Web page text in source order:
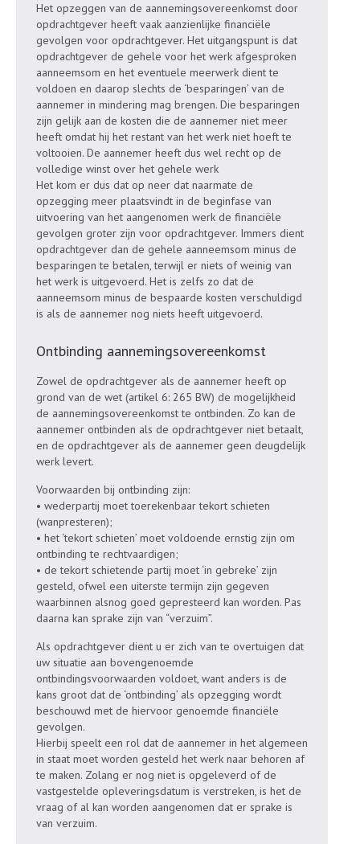
Het opzeggen van de aannemingsovereenkomst door
opdrachtgever heeft vaak aanzienlijke financiële
gevolgen voor opdrachtgever. Het uitgangspunt is dat
opdrachtgever de gehele voor het werk afgesproken
aanneemsom en het eventuele meerwerk dient te
voldoen en daarop slechts de ‘besparingen’ van de
aannemer in mindering mag brengen. Die besparingen
zijn gelijk aan de kosten die de aannemer niet meer
heeft omdat hij het restant van het werk niet hoeft te
voltooien. De aannemer heeft dus wel recht op de
volledige winst over het gehele werk
Het kom er dus dat op neer dat naarmate de
opzegging meer plaatsvindt in de beginfase van
uitvoering van het aangenomen werk de financiële
gevolgen groter zijn voor opdrachtgever. Immers dient
opdrachtgever dan de gehele aanneemsom minus de
besparingen te betalen, terwijl er niets of weinig van
het werk is uitgevoerd. Het is zelfs zo dat de
aanneemsom minus de bespaarde kosten verschuldigd
is als de aannemer nog niets heeft uitgevoerd.
Ontbinding aannemingsovereenkomst
Zowel de opdrachtgever als de aannemer heeft op
grond van de wet (artikel 6: 265 BW) de mogelijkheid
de aannemingsovereenkomst te ontbinden. Zo kan de
aannemer ontbinden als de opdrachtgever niet betaalt,
en de opdrachtgever als de aannemer geen deugdelijk
werk levert.
Voorwaarden bij ontbinding zijn:
• wederpartij moet toerekenbaar tekort schieten
(wanpresteren);
• het ‘tekort schieten’ moet voldoende ernstig zijn om
ontbinding te rechtvaardigen;
• de tekort schietende partij moet ‘in gebreke’ zijn
gesteld, ofwel een uiterste termijn zijn gegeven
waarbinnen alsnog goed gepresteerd kan worden. Pas
daarna kan sprake zijn van “verzuim”.
Als opdrachtgever dient u er zich van te overtuigen dat
uw situatie aan bovengenoemde
ontbindingsvoorwaarden voldoet, want anders is de
kans groot dat de ‘ontbinding’ als opzegging wordt
beschouwd met de hiervoor genoemde financiële
gevolgen.
Hierbij speelt een rol dat de aannemer in het algemeen
in staat moet worden gesteld het werk naar behoren af
te maken. Zolang er nog niet is opgeleverd of de
vastgestelde opleveringsdatum is verstreken, is het de
vraag of al kan worden aangenomen dat er sprake is
van verzuim.